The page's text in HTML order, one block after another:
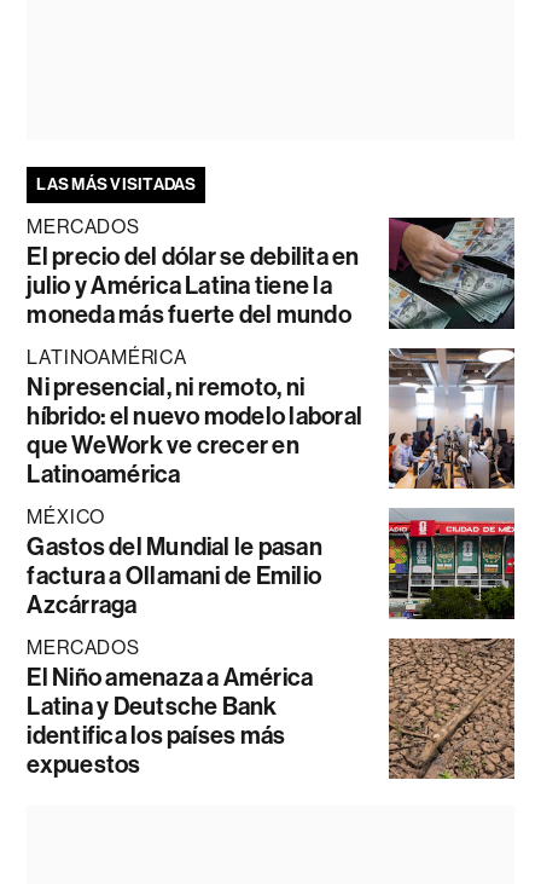
LAS MÁS VISITADAS
MERCADOS
El precio del dólar se debilita en
julio y América Latina tiene la
moneda más fuerte del mundo
LATINOAMÉRICA
Ni presencial, ni remoto, ni
híbrido: el nuevo modelo laboral
que WeWork ve crecer en
Latinoamérica
MÉXICO
Gastos del Mundial le pasan
factura a Ollamani de Emilio
Azcárraga
MERCADOS
El Niño amenaza a América
Latina y Deutsche Bank
identifica los países más
expuestos